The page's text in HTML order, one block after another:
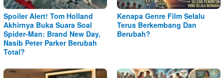
Spoiler Alert! Tom Holland
Akhirnya Buka Suara Soal
Spider-Man: Brand New Day,
Nasib Peter Parker Berubah
Total?
Kenapa Genre Film Selalu
Terus Berkembang Dan
Berubah?